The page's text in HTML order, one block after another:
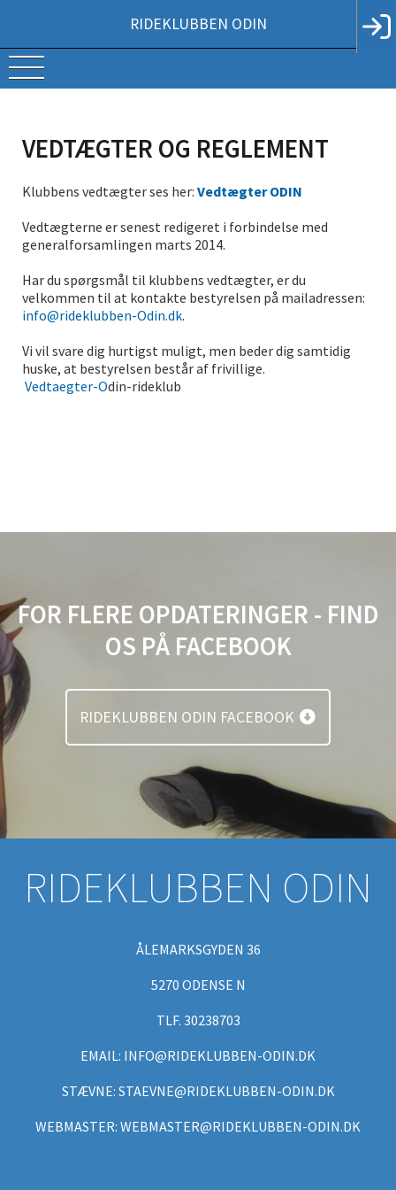
RIDEKLUBBEN ODIN
VEDTÆGTER OG REGLEMENT
Klubbens vedtægter ses her: Vedtægter ODIN
Vedtægterne er senest redigeret i forbindelse med
generalforsamlingen marts 2014.
Har du spørgsmål til klubbens vedtægter, er du
velkommen til at kontakte bestyrelsen på mailadressen:
info@rideklubben-Odin.dk.
Vi vil svare dig hurtigst muligt, men beder dig samtidig
huske, at bestyrelsen består af frivillige.
Vedtaegter-Odin-rideklub
FOR FLERE OPDATERINGER - FIND
OS PÅ FACEBOOK
RIDEKLUBBEN ODIN FACEBOOK
RIDEKLUBBEN ODIN
ÅLEMARKSGYDEN 36
5270 ODENSE N
TLF. 30238703
EMAIL: INFO@RIDEKLUBBEN-ODIN.DK
STÆVNE: STAEVNE@RIDEKLUBBEN-ODIN.DK
WEBMASTER: WEBMASTER@RIDEKLUBBEN-ODIN.DK